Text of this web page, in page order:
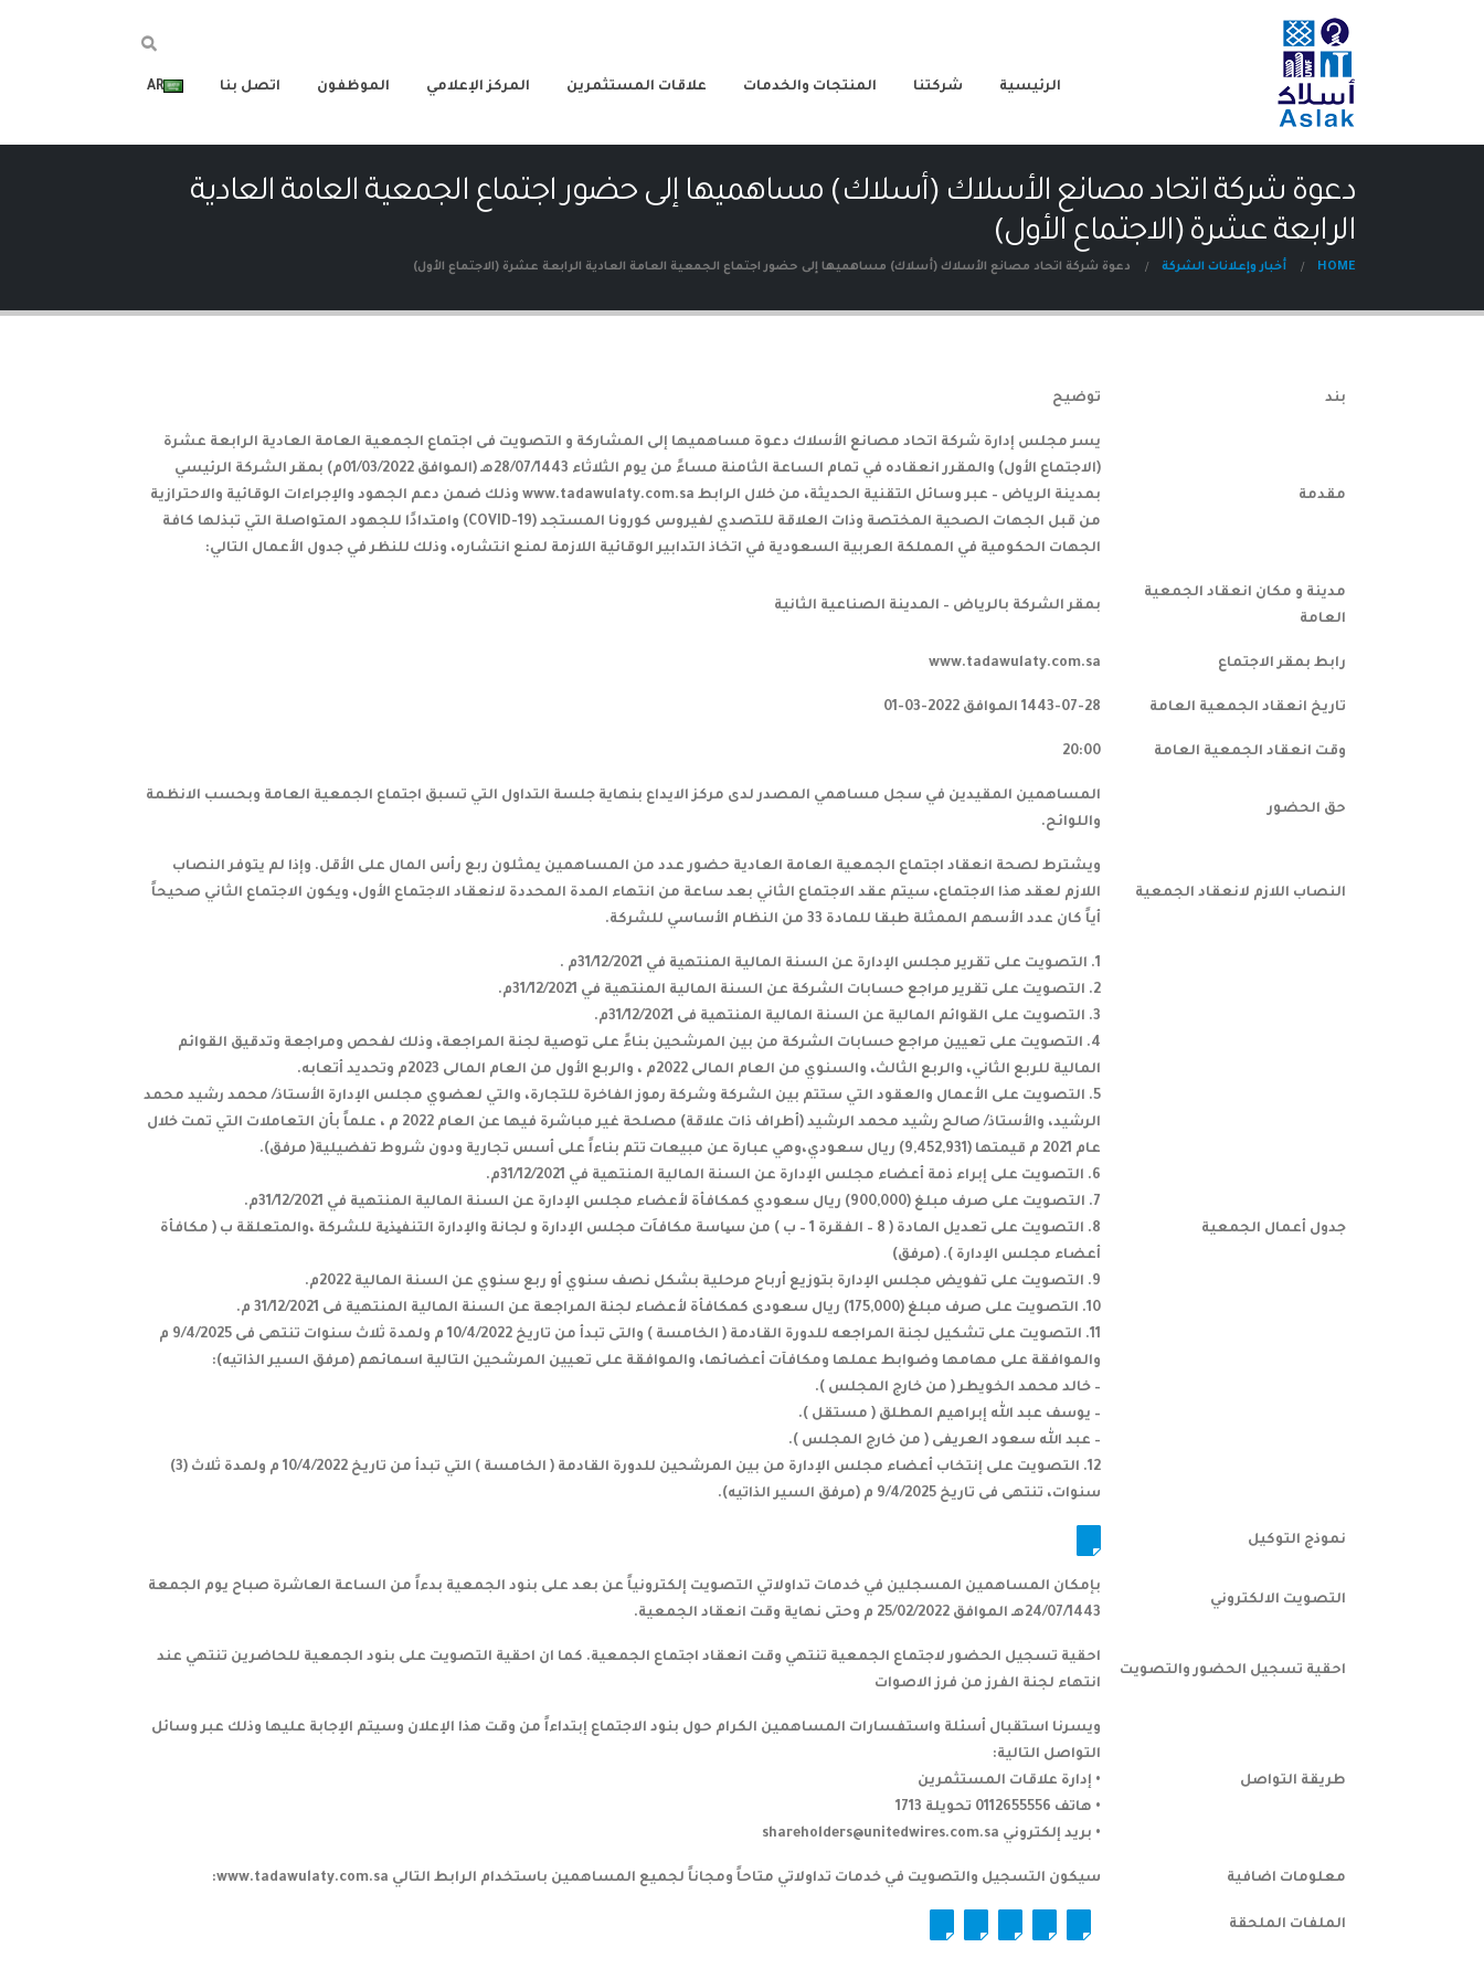
الرئيسية شركتنا المنتجات والخدمات علاقات المستثمرين المركز الإعلامي الموظفون اتصل بنا AR
دعوة شركة اتحاد مصانع الأسلاك (أسلاك) مساهميها إلى حضور اجتماع الجمعية العامة العادية
الرابعة عشرة (الاجتماع الأول)
HOME أخبار وإعلانات الشركة دعوة شركة اتحاد مصانع الأسلاك (أسلاك) مساهميها إلى حضور اجتماع الجمعية العامة العادية الرابعة عشرة (الاجتماع الأول)
بند توضيح
مقدمة
يسر مجلس إدارة شركة اتحاد مصانع الأسلاك دعوة مساهميها إلى المشاركة و التصويت فى اجتماع الجمعية العامة العادية الرابعة عشرة
(الاجتماع الأول) والمقرر انعقاده في تمام الساعة الثامنة مساءً من يوم الثلاثاء 28/07/1443هـ (الموافق 01/03/2022م) بمقر الشركة الرئيسي
بمدينة الرياض – عبر وسائل التقنية الحديثة، من خلال الرابط www.tadawulaty.com.sa وذلك ضمن دعم الجهود والإجراءات الوقائية والاحترازية
من قبل الجهات الصحية المختصة وذات العلاقة للتصدي لفيروس كورونا المستجد (COVID-19) وامتدادًا للجهود المتواصلة التي تبذلها كافة
الجهات الحكومية في المملكة العربية السعودية في اتخاذ التدابير الوقائية اللازمة لمنع انتشاره، وذلك للنظر في جدول الأعمال التالي:
مدينة و مكان انعقاد الجمعية
العامة
بمقر الشركة بالرياض – المدينة الصناعية الثانية
رابط بمقر الاجتماع www.tadawulaty.com.sa
تاريخ انعقاد الجمعية العامة 1443-07-28 الموافق 2022-03-01
وقت انعقاد الجمعية العامة 20:00
حق الحضور
المساهمين المقيدين في سجل مساهمي المصدر لدى مركز الايداع بنهاية جلسة التداول التي تسبق اجتماع الجمعية العامة وبحسب الانظمة
واللوائح.
النصاب اللازم لانعقاد الجمعية
ويشترط لصحة انعقاد اجتماع الجمعية العامة العادية حضور عدد من المساهمين يمثلون ربع رأس المال على الأقل. وإذا لم يتوفر النصاب
اللازم لعقد هذا الاجتماع، سيتم عقد الاجتماع الثاني بعد ساعة من انتهاء المدة المحددة لانعقاد الاجتماع الأول، ويكون الاجتماع الثاني صحيحاً
أياً كان عدد الأسهم الممثلة طبقا للمادة 33 من النظام الأساسي للشركة.
جدول أعمال الجمعية
1. التصويت على تقرير مجلس الإدارة عن السنة المالية المنتهية في 31/12/2021م .
2. التصويت على تقرير مراجع حسابات الشركة عن السنة المالية المنتهية في 31/12/2021م.
3. التصويت على القوائم المالية عن السنة المالية المنتهية فى 31/12/2021م.
4. التصويت على تعيين مراجع حسابات الشركة من بين المرشحين بناءً على توصية لجنة المراجعة، وذلك لفحص ومراجعة وتدقيق القوائم
المالية للربع الثاني، والربع الثالث، والسنوي من العام المالى 2022م ، والربع الأول من العام المالى 2023م وتحديد أتعابه.
5. التصويت على الأعمال والعقود التي ستتم بين الشركة وشركة رموز الفاخرة للتجارة، والتي لعضوي مجلس الإدارة الأستاذ/ محمد رشيد محمد
الرشيد، والأستاذ/ صالح رشيد محمد الرشيد (أطراف ذات علاقة) مصلحة غير مباشرة فيها عن العام 2022 م ، علماً بأن التعاملات التي تمت خلال
عام 2021 م قيمتها (9,452,931) ريال سعودي،وهي عبارة عن مبيعات تتم بناءاً على أسس تجارية ودون شروط تفضيلية( مرفق).
6. التصويت على إبراء ذمة أعضاء مجلس الإدارة عن السنة المالية المنتهية في 31/12/2021م.
7. التصويت على صرف مبلغ (900,000) ريال سعودي كمكافأة لأعضاء مجلس الإدارة عن السنة المالية المنتهية في 31/12/2021م.
8. التصويت على تعديل المادة ( 8 – الفقرة 1 – ب ) من سیاسة مكافاَت مجلس الإدارة و لجانة والإدارة التنفیذیة للشركة ،والمتعلقة ب ( مكافأة
أعضاء مجلس الإدارة ). (مرفق)
9. التصويت على تفويض مجلس الإدارة بتوزيع أرباح مرحلية بشكل نصف سنوي أو ربع سنوي عن السنة المالية 2022م.
10. التصويت على صرف مبلغ (175,000) ريال سعودى كمكافأة لأعضاء لجنة المراجعة عن السنة المالية المنتهية فى 31/12/2021 م.
11. التصويت على تشكيل لجنة المراجعه للدورة القادمة ( الخامسة ) والتى تبدأ من تاريخ 10/4/2022 م ولمدة ثلاث سنوات تنتهى فى 9/4/2025 م
والموافقة على مهامها وضوابط عملها ومكافآت أعضائها، والموافقة على تعيين المرشحين التالية اسمائهم (مرفق السير الذاتيه):
– خالد محمد الخويطر ( من خارج المجلس ).
– يوسف عبد الله إبراهيم المطلق ( مستقل ).
– عبد الله سعود العريفى ( من خارج المجلس ).
12. التصويت على إنتخاب أعضاء مجلس الإدارة من بين المرشحين للدورة القادمة ( الخامسة ) التي تبدأ من تاريخ 10/4/2022 م ولمدة ثلاث (3)
سنوات، تنتهى فى تاريخ 9/4/2025 م (مرفق السير الذاتيه).
نموذج التوكيل
التصويت الالكتروني
بإمكان المساهمين المسجلين في خدمات تداولاتي التصويت إلكترونياً عن بعد على بنود الجمعية بدءاً من الساعة العاشرة صباح يوم الجمعة
24/07/1443هـ الموافق 25/02/2022 م وحتى نهاية وقت انعقاد الجمعية.
احقية تسجيل الحضور والتصويت
احقية تسجيل الحضور لاجتماع الجمعية تنتهي وقت انعقاد اجتماع الجمعية. كما ان احقية التصويت على بنود الجمعية للحاضرين تنتهي عند
انتهاء لجنة الفرز من فرز الاصوات
طريقة التواصل
ويسرنا استقبال أسئلة واستفسارات المساهمين الكرام حول بنود الاجتماع إبتداءاً من وقت هذا الإعلان وسيتم الإجابة عليها وذلك عبر وسائل
التواصل التالية:
• إدارة علاقات المستثمرين
• هاتف 0112655556 تحويلة 1713
• بريد إلكتروني shareholders@unitedwires.com.sa
معلومات اضافية سيكون التسجيل والتصويت في خدمات تداولاتي متاحاً ومجاناً لجميع المساهمين باستخدام الرابط التالي www.tadawulaty.com.sa:
الملفات الملحقة